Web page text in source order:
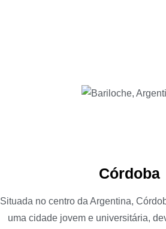
Córdoba
Situada no centro da Argentina,
uma cidade jovem e universitária,